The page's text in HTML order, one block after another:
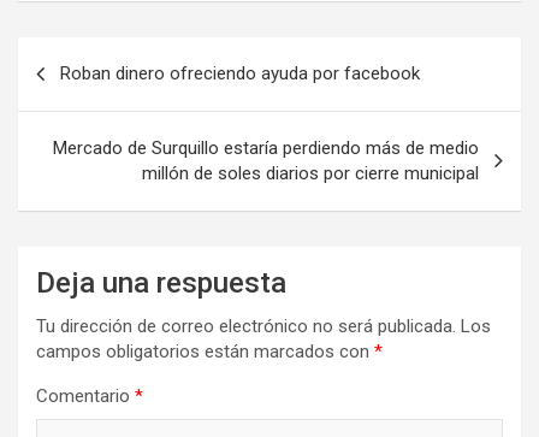
entradas
Roban dinero ofreciendo ayuda por facebook
Mercado de Surquillo estaría perdiendo más de medio
millón de soles diarios por cierre municipal
Deja una respuesta
Tu dirección de correo electrónico no será publicada. Los
campos obligatorios están marcados con *
Comentario *